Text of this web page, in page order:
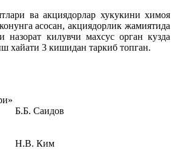
ва акциядорлар хукукини химоя
асосан, акциядорлик жамиятида
назорат килувчи махсус орган кузда
хайати 3 кишидан таркиб топган.
Б.Б. Саидов
Н.В. Ким